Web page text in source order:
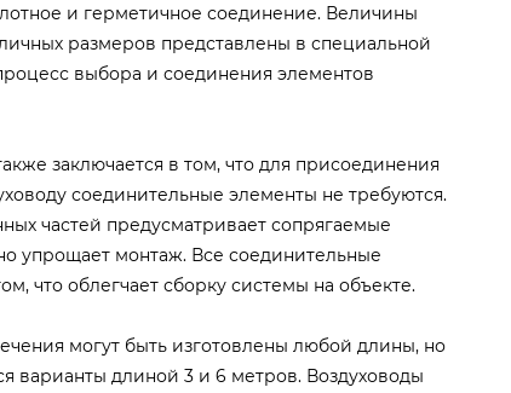
и герметичное соединение. Величины
размеров представлены в специальной
выбора и соединения элементов
заключается в том, что для присоединения
соединительные элементы не требуются.
частей предусматривает сопрягаемые
упрощает монтаж. Все соединительные
что облегчает сборку системы на объекте.
могут быть изготовлены любой длины, но
варианты длиной 3 и 6 метров. Воздуховоды